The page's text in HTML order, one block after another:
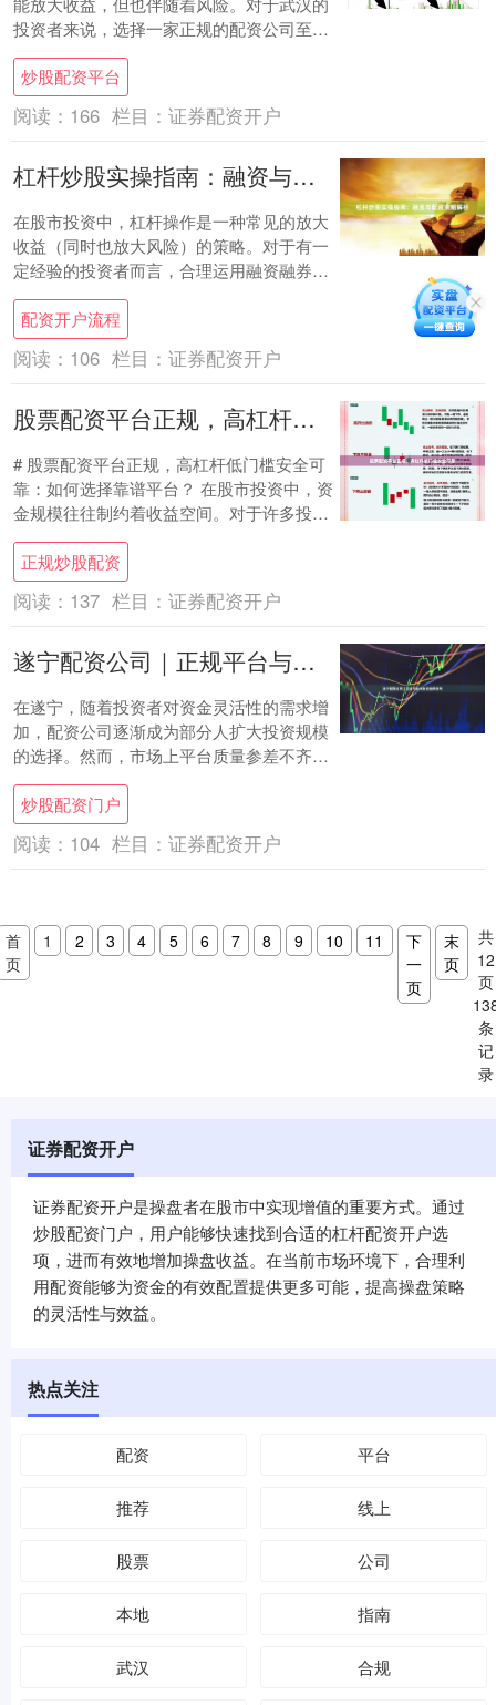
投资者来说，选择一家正规的配资公司至关
重要。本文将为您梳理武汉股票配资公司的
正规排名....
炒股配资平台
阅读： 166 栏目： 证券配资开户
杠杆炒股实操指南：融资与配资策略解析
在股市投资中，杠杆操作是一种常见的放大
收益（同时也放大风险）的策略。对于有一
定经验的投资者而言，合理运用融资融券或
场外配资，可以在市场行情向好时获得超额
回报。本....
配资开户流程
阅读： 106 栏目： 证券配资开户
股票配资平台正规，高杠杆低门槛安全可靠
# 股票配资平台正规，高杠杆低门槛安全可
靠：如何选择靠谱平台？ 在股市投资中，资
金规模往往制约着收益空间。对于许多投资
者而言，股票配资平台提供了一种放大资
金、提....
正规炒股配资
阅读： 137 栏目： 证券配资开户
遂宁配资公司｜正规平台与安全选择指南
在遂宁，随着投资者对资金灵活性的需求增
加，配资公司逐渐成为部分人扩大投资规模
的选择。然而，市场上平台质量参差不齐炒
股配资门户，如何辨别正规平台、保障资金
安全，是....
炒股配资门户
阅读： 104 栏目： 证券配资开户
首
页
1 2 3 4 5 6 7 8 9 10 11
下
一
页
末
页
共
12
页
条
记
录
证券配资开户
证券配资开户是操盘者在股市中实现增值的重要方式。通过
炒股配资门户，用户能够快速找到合适的杠杆配资开户选
项，进而有效地增加操盘收益。在当前市场环境下，合理利
用配资能够为资金的有效配置提供更多可能，提高操盘策略
的灵活性与效益。
热点关注
配资 平台
推荐 线上
股票 公司
本地 指南
武汉 合规